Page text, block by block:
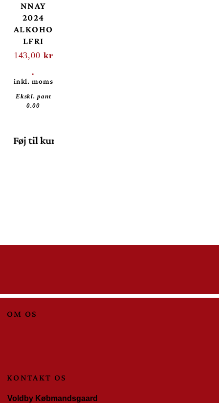
NNAY
2024
ALKOHO
LFRI
143,00kr
.
inkl. moms
Ekskl. pant
0.00
Føj til kurv
OM OS
KONTAKT OS
Voldby Købmandsgaard